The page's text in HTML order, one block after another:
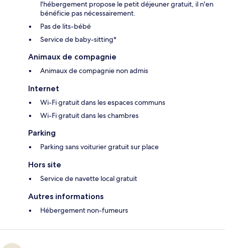
l'hébergement propose le petit déjeuner gratuit, il n'en
bénéficie pas nécessairement.
Pas de lits-bébé
Service de baby-sitting*
Animaux de compagnie
Animaux de compagnie non admis
Internet
Wi-Fi gratuit dans les espaces communs
Wi-Fi gratuit dans les chambres
Parking
Parking sans voiturier gratuit sur place
Hors site
Service de navette local gratuit
Autres informations
Hébergement non-fumeurs